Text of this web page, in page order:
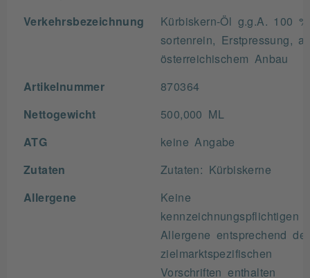
Verkehrsbezeichnung
Kürbiskern-Öl g.g.A. 100 %
sortenrein, Erstpressung,
österreichischem Anbau
Artikelnummer 870364
Nettogewicht 500,000 ML
ATG keine Angabe
Zutaten Zutaten: Kürbiskerne
Allergene
Keine
kennzeichnungspflichtigen
Allergene entsprechend der
zielmarktspezifischen
Vorschriften enthalten